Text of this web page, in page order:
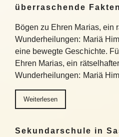
überraschende
Bögen zu Ehren Marias, ein
Wunderheilungen: Mariä
eine bewegte Geschichte.
Ehren Marias, ein
Wunderheilungen: Mariä
Weiterlesen
Sekundarschule in